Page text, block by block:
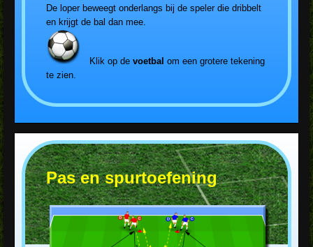
De loper beweegt onderlangs bij de speler die dribbelt
en krijgt de bal dan mee.
Klik op de voetbal om een grotere tekening
te zien.
Pas en spurtoefening